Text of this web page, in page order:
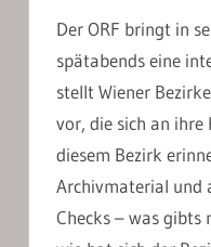
Der ORF bringt in
spätabends eine
stellt Wiener
vor, die sich an ihre
diesem Bezirk
Archivmaterial und
Checks – was gibts